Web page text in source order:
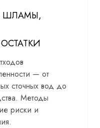
ШЛАМЫ,
— от
сточных вод до
Методы
риски и